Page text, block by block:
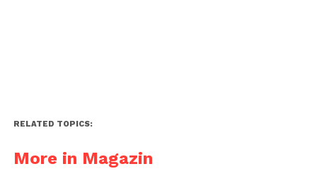
RELATED TOPICS:
More in Magazin